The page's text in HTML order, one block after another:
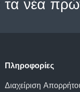
νέα
Πληροφορίες
Διαχείριση